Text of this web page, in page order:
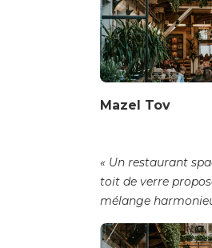
Mazel Tov
« Un restaurant
toit de verre
mélange